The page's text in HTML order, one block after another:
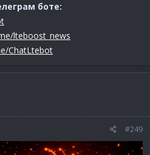
боте:
lteboost_news
ChatLtebot
#249